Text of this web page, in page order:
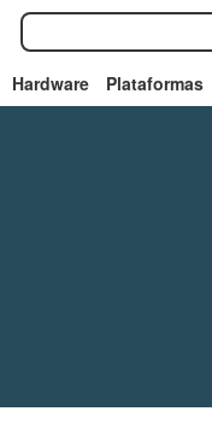
Hardware Plataformas